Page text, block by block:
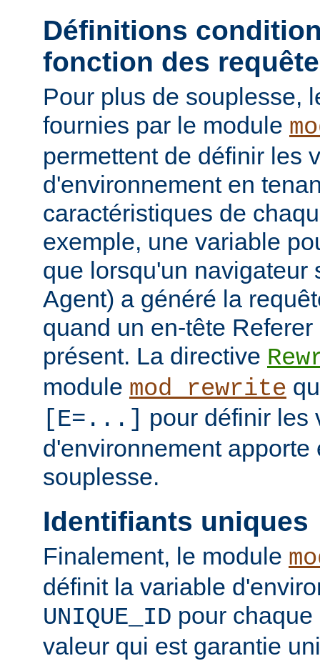
Définitions
fonction des
Pour plus de souplesse,
fournies par le module
permettent de définir les
d'environnement en
caractéristiques de
exemple, une variable
que lorsqu'un navigateur
Agent) a généré la
quand un en-tête
présent. La directive
module mod_rewrite
[E=...] pour définir les
d'environnement apporte
souplesse.
Identifiants uniques
Finalement, le module
définit la variable
UNIQUE_ID pour
valeur qui est garantie